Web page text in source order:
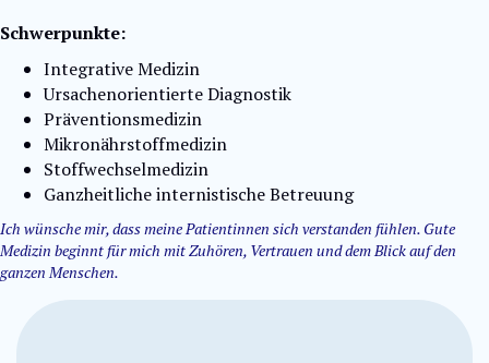
Schwerpunkte:
Integrative Medizin
Ursachenorientierte Diagnostik
Präventionsmedizin
Mikronährstoffmedizin
Stoffwechselmedizin
Ganzheitliche internistische Betreuung
Ich wünsche mir, dass meine Patientinnen sich verstanden fühlen. Gute
Medizin beginnt für mich mit Zuhören, Vertrauen und dem Blick auf den
ganzen Menschen.